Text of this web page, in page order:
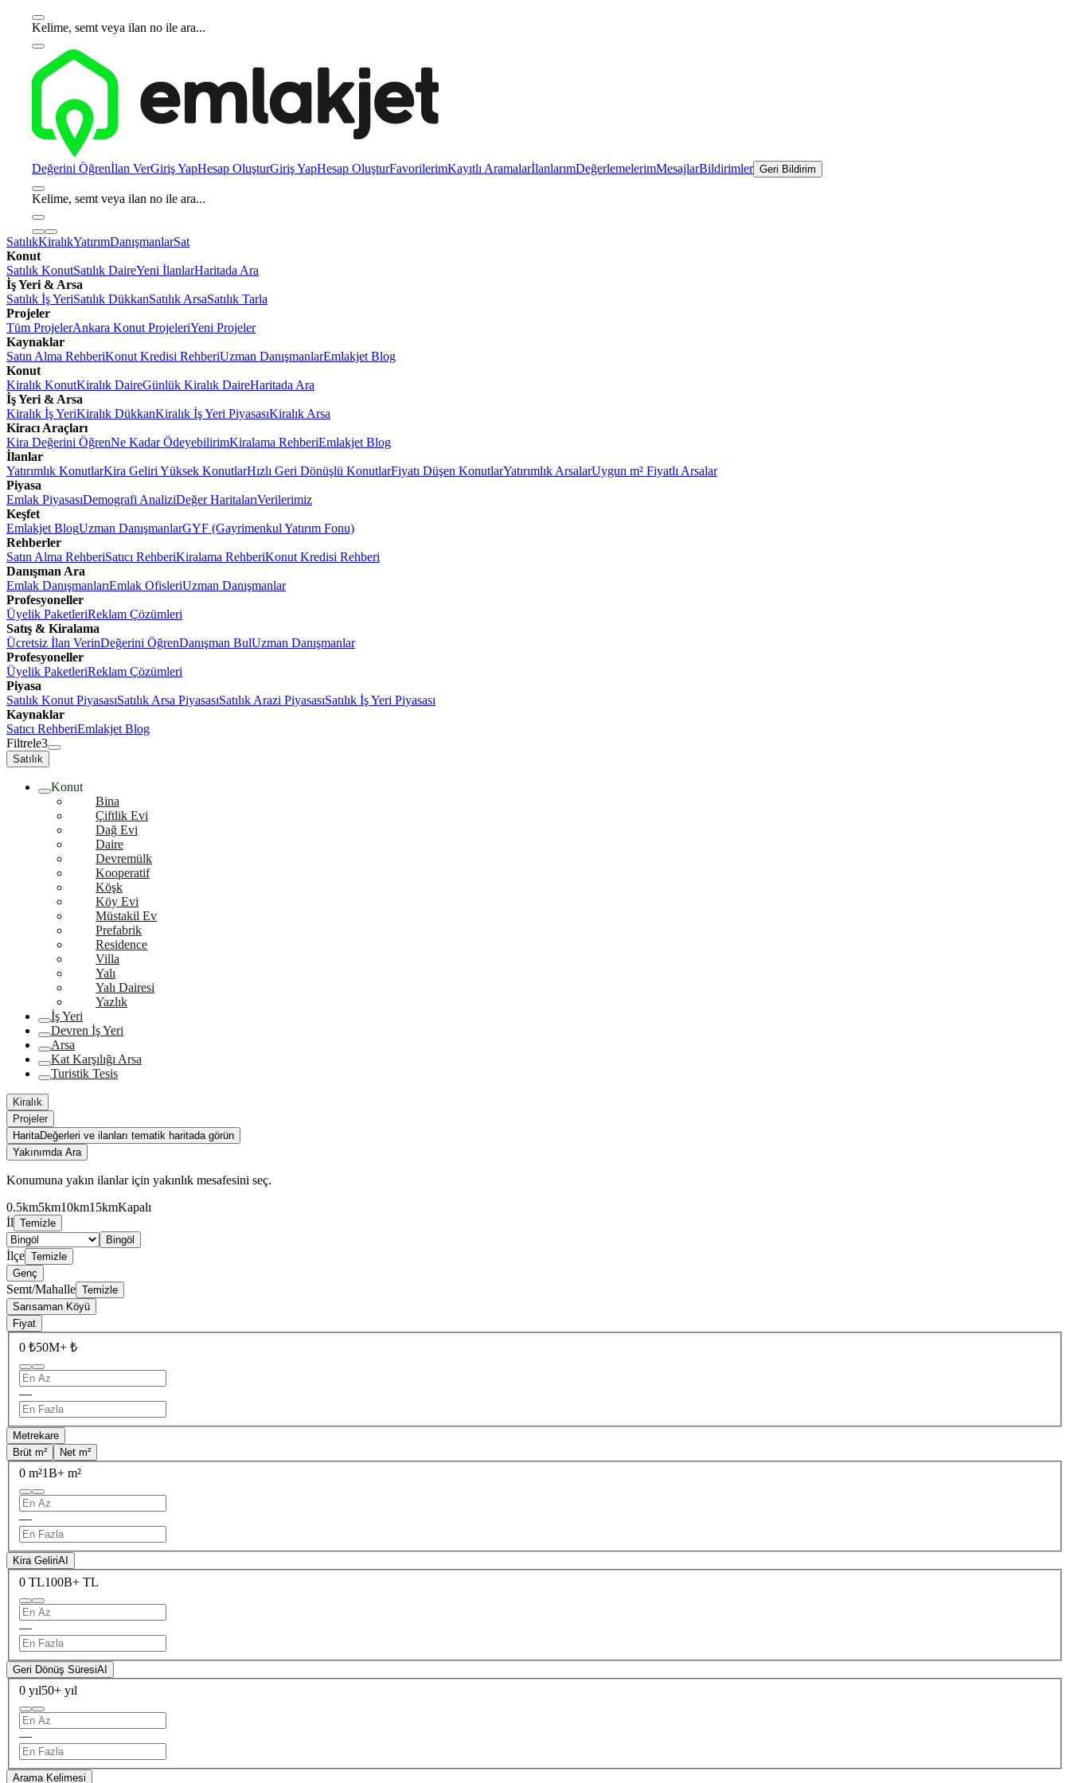
Kelime, semt veya ilan no ile ara...
Değerini Öğrenİlan VerGiriş YapHesap OluşturGiriş YapHesap OluşturFavorilerimKayıtlı AramalarİlanlarımDeğerlemelerimMesajlarBildirimler Geri Bildirim
Kelime, semt veya ilan no ile ara...
SatılıkKiralıkYatırımDanışmanlarSat
Konut
Satılık KonutSatılık DaireYeni İlanlarHaritada Ara
İş Yeri & Arsa
Satılık İş YeriSatılık DükkanSatılık ArsaSatılık Tarla
Projeler
Tüm ProjelerAnkara Konut ProjeleriYeni Projeler
Kaynaklar
Satın Alma RehberiKonut Kredisi RehberiUzman DanışmanlarEmlakjet Blog
Konut
Kiralık KonutKiralık DaireGünlük Kiralık DaireHaritada Ara
İş Yeri & Arsa
Kiralık İş YeriKiralık DükkanKiralık İş Yeri PiyasasıKiralık Arsa
Kiracı Araçları
Kira Değerini ÖğrenNe Kadar ÖdeyebilirimKiralama RehberiEmlakjet Blog
İlanlar
Yatırımlık KonutlarKira Geliri Yüksek KonutlarHızlı Geri Dönüşlü KonutlarFiyatı Düşen KonutlarYatırımlık ArsalarUygun m² Fiyatlı Arsalar
Piyasa
Emlak PiyasasıDemografi AnaliziDeğer HaritalarıVerilerimiz
Keşfet
Emlakjet BlogUzman DanışmanlarGYF (Gayrimenkul Yatırım Fonu)
Rehberler
Satın Alma RehberiSatıcı RehberiKiralama RehberiKonut Kredisi Rehberi
Danışman Ara
Emlak DanışmanlarıEmlak OfisleriUzman Danışmanlar
Profesyoneller
Üyelik PaketleriReklam Çözümleri
Satış & Kiralama
Ücretsiz İlan VerinDeğerini ÖğrenDanışman BulUzman Danışmanlar
Profesyoneller
Üyelik PaketleriReklam Çözümleri
Piyasa
Satılık Konut PiyasasıSatılık Arsa PiyasasıSatılık Arazi PiyasasıSatılık İş Yeri Piyasası
Kaynaklar
Satıcı RehberiEmlakjet Blog
Filtrele3
Satılık
Konut
Bina
Çiftlik Evi
Dağ Evi
Daire
Devremülk
Kooperatif
Köşk
Köy Evi
Müstakil Ev
Prefabrik
Residence
Villa
Yalı
Yalı Dairesi
Yazlık
İş Yeri
Devren İş Yeri
Arsa
Kat Karşılığı Arsa
Turistik Tesis
Kiralık
Projeler
HaritaDeğerleri ve ilanları tematik haritada görün
Yakınımda Ara
Konumuna yakın ilanlar için yakınlık mesafesini seç.
0.5km5km10km15kmKapalı
İl Temizle
Bingöl
İlçe Temizle
Genç
Semt/Mahalle Temizle
Sarısaman Köyü
Fiyat
0 ₺50M+ ₺
—
Metrekare
Brüt m²
Net m²
0 m²1B+ m²
—
Kira GeliriAI
0 TL100B+ TL
—
Geri Dönüş SüresiAI
0 yıl50+ yıl
—
Arama Kelimesi